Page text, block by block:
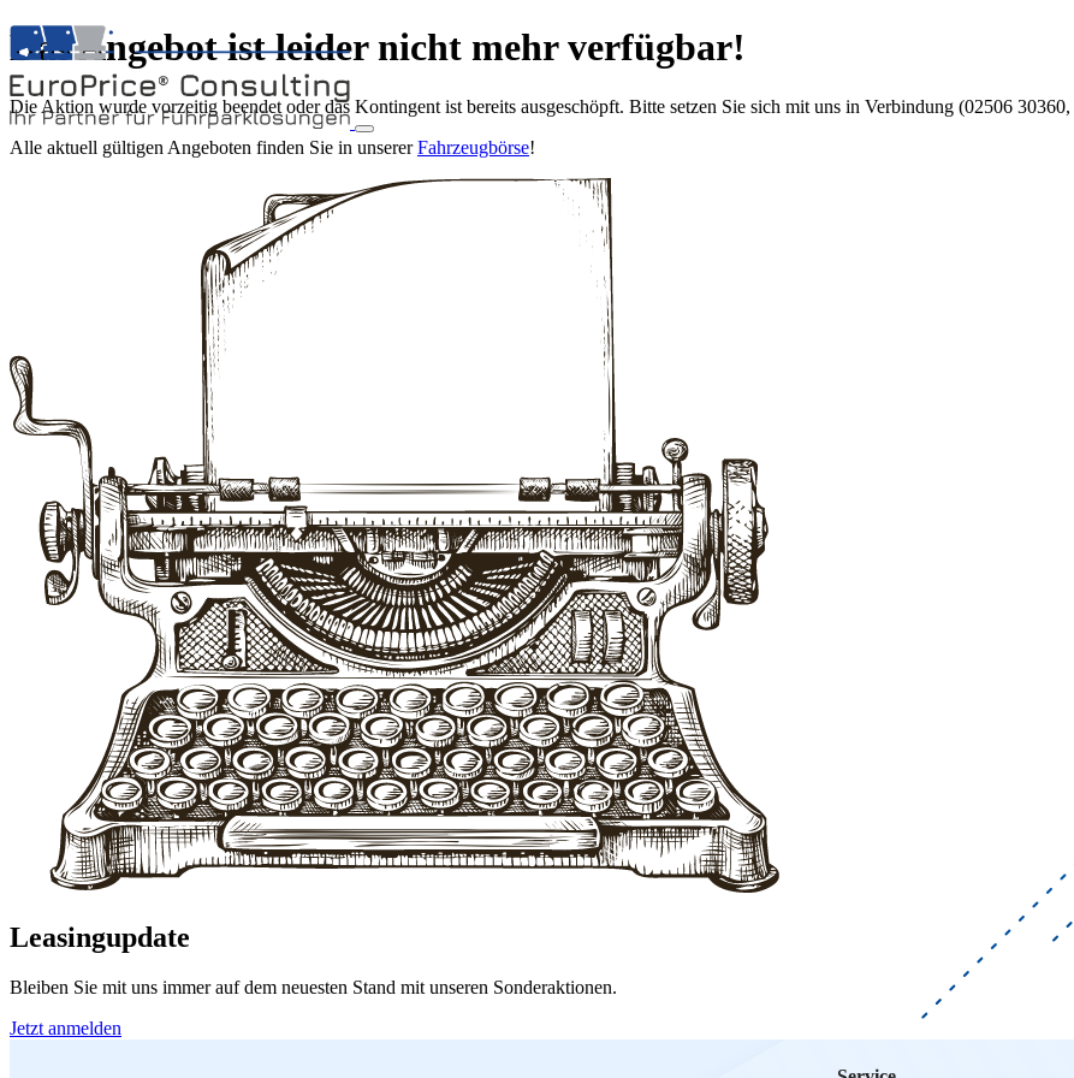
Das Angebot ist leider nicht mehr verfügbar!
Die Aktion wurde vorzeitig beendet oder das Kontingent ist bereits ausgeschöpft. Bitte setzen Sie sich mit uns in Verbindung (02506 30360,
Alle aktuell gültigen Angeboten finden Sie in unsererFahrzeugbörse!
Leasingupdate
Bleiben Sie mit uns immer auf dem neuesten Stand mit unseren Sonderaktionen.
Jetzt anmelden